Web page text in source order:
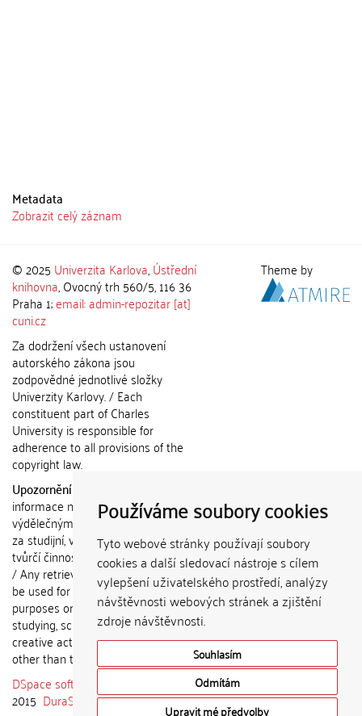
Používáme soubory cookies
Tyto webové stránky používají soubory
cookies a další sledovací nástroje s cílem
vylepšení uživatelského prostředí, analýzy
návštěvnosti webových stránek a zjištění
zdroje návštěvnosti.
Souhlasím
Odmítám
Upravit mé předvolby
Metadata
Zobrazit celý záznam
© 2025 Univerzita Karlova,Ústřední
knihovna, Ovocný trh 560/5, 116 36
Praha 1;email: admin-repozitar [at]
cuni.cz
Za dodržení všech ustanovení
autorského zákona jsou
zodpovědné jednotlivé složky
Univerzity Karlovy. / Each
constituent part of Charles
University is responsible for
adherence to all provisions of the
copyright law.
Upozornění / Notice:
informace nemohou být použity k
výdělečným účelům nebo vydávány
za studijní, vědeckou nebo jinou
tvůrčí činnost jiné osoby než autora.
/ Any retrieved information shall not
be used for any commercial
purposes or claimed as results of
studying, scientific or any other
creative activities of any person
other than the author.
DSpace software
copyright © 2002-
2015 DuraSpace
Theme by